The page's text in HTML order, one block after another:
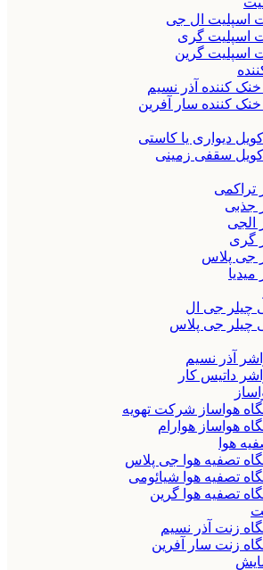
اسپلیت ال جی
اسپلیت گری
اسپلیت گرین
کننده آذر نسیم
خنک کننده سار آفرین
دیواری یا کاستی
سقفی زمینی
تراکمی
جذبی
الجی
گری
جی پلاس
میدیا
چیلر جی ال
چیلر جی پلاس
آذر نسیم
داتیس کار
هواساز شرکت تهویه
هواساز هوارام
هوا
تصفیه هوا جی پلاس
تصفیه هوا شیائومی
تصفیه هوا گرین
زنت آذر نسیم
زنت سار آفرین